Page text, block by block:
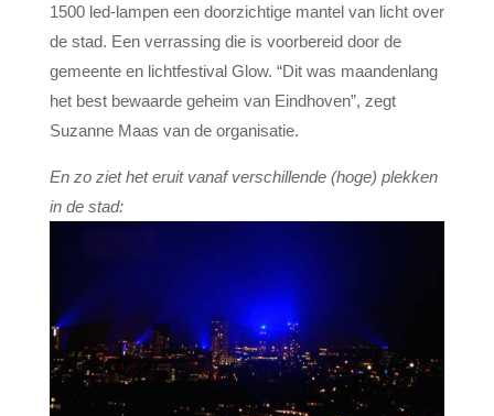
1500 led-lampen een doorzichtige mantel van licht over
de stad. Een verrassing die is voorbereid door de
gemeente en lichtfestival Glow. “Dit was maandenlang
het best bewaarde geheim van Eindhoven”, zegt
Suzanne Maas van de organisatie.
En zo ziet het eruit vanaf verschillende (hoge) plekken
in de stad: